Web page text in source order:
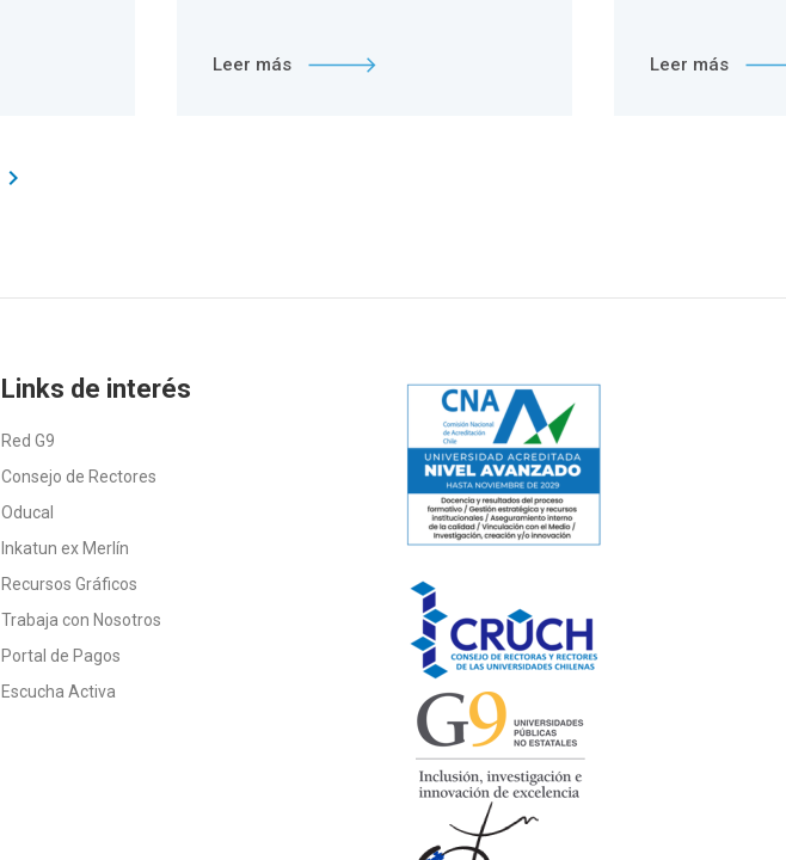
Leer más Leer más
keyboard_arrow_right
Links de interés
Red G9
Consejo de Rectores
Oducal
Inkatun ex Merlín
Recursos Gráficos
Trabaja con Nosotros
Portal de Pagos
Escucha Activa